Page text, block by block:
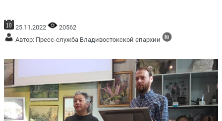
25.11.2022
20562
Автор: Пресс-служба Владивостокской епархии